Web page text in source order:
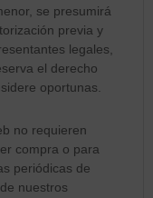
se presumirá
previa y
legales,
el derecho
oportunas.
no requieren
compra o para
periódicas de
nuestros